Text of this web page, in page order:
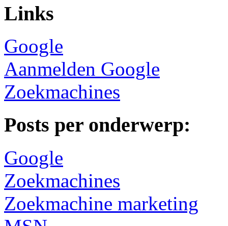
Links
Google
Aanmelden Google
Zoekmachines
Posts per onderwerp:
Google
Zoekmachines
Zoekmachine marketing